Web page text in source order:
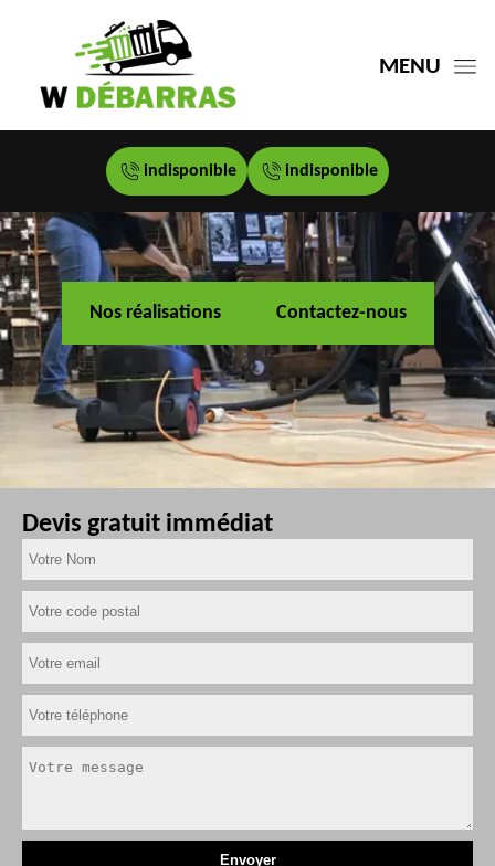
MENU
indisponible indisponible
Nos réalisations Contactez-nous
Devis gratuit immédiat